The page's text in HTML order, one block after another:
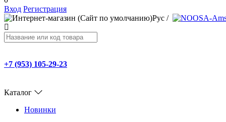
Вход Регистрация
Рус /
+7 (953) 105-29-23
Каталог
Новинки